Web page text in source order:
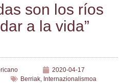
son los ríos
a la vida”
2020-04-17
Berriak, Internazionalismoa